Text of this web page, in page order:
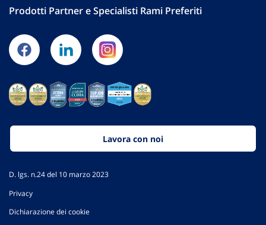
Prodotti Partner e Specialisti Rami Preferiti
Lavora con noi
D. lgs. n.24 del 10 marzo 2023
Privacy
Dichiarazione dei cookie